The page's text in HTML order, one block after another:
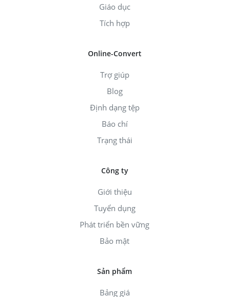
Giáo dục
Tích hợp
Online-Convert
Trợ giúp
Blog
Định dạng tệp
Báo chí
Trạng thái
Công ty
Giới thiệu
Tuyển dụng
Phát triển bền vững
Bảo mật
Sản phẩm
Bảng giá